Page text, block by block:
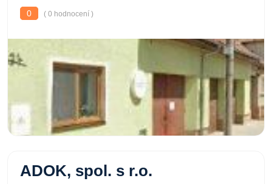
0
( 0 hodnocení )
ADOK, spol. s r.o.